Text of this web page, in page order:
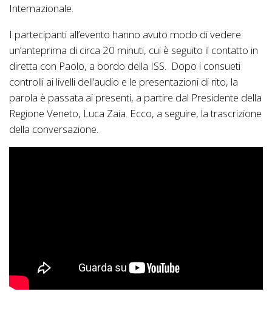
Internazionale.
I partecipanti all’evento hanno avuto modo di vedere
un’anteprima di circa 20 minuti, cui è seguito il contatto in
diretta con Paolo, a bordo della ISS. Dopo i consueti
controlli ai livelli dell’audio e le presentazioni di rito, la
parola è passata ai presenti, a partire dal Presidente della
Regione Veneto, Luca Zaia. Ecco, a seguire, la trascrizione
della conversazione.